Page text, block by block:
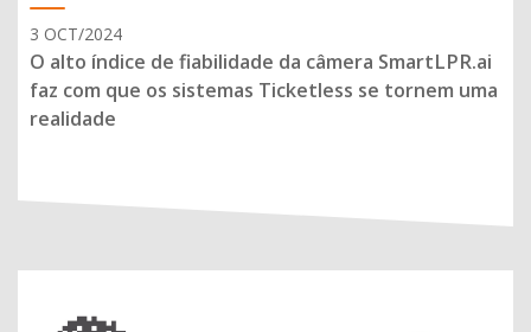
3 OCT/2024
O alto índice de fiabilidade da câmera SmartLPR.ai
faz com que os sistemas Ticketless se tornem uma
realidade